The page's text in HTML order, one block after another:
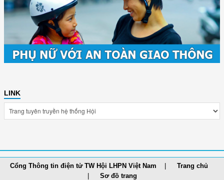
LINK
Cổng Thông tin điện tử TW Hội LHPN Việt Nam
Trang chủ
Sơ đồ trang